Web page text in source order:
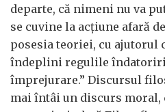
departe, că nimeni nu va
se cuvine la acțiune afară
posesia teoriei, cu ajutorul
îndeplini regulile
împrejurare.” Discursul
mai întâi un discurs moral,